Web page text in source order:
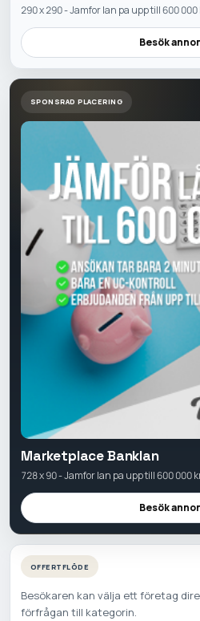
290 x 290 - Jamfor lan pa upp till 600 000
Besök
SPONSRAD PLACERING
Marketplace Banklan
728 x 90 - Jamfor lan pa upp till 600 000
Besök
OFFERTFLÖDE
Besökaren kan välja ett företag
förfrågan till kategorin.